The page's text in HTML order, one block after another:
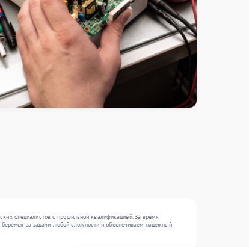
специалистов с профильной квалификацией. За время
за задачи любой сложности и обеспечиваем надежный